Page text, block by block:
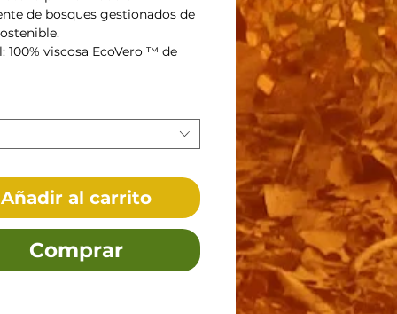
de bosques gestionados de
100% viscosa EcoVero ™ de
Añadir al carrito
Comprar